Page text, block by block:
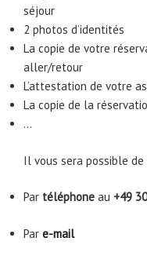
séjour
2 photos d’identités
La copie de votre
aller/retour
L’attestation de votre
La copie de la
…
Il vous sera possible de
Par téléphone au +49
Par e-mail